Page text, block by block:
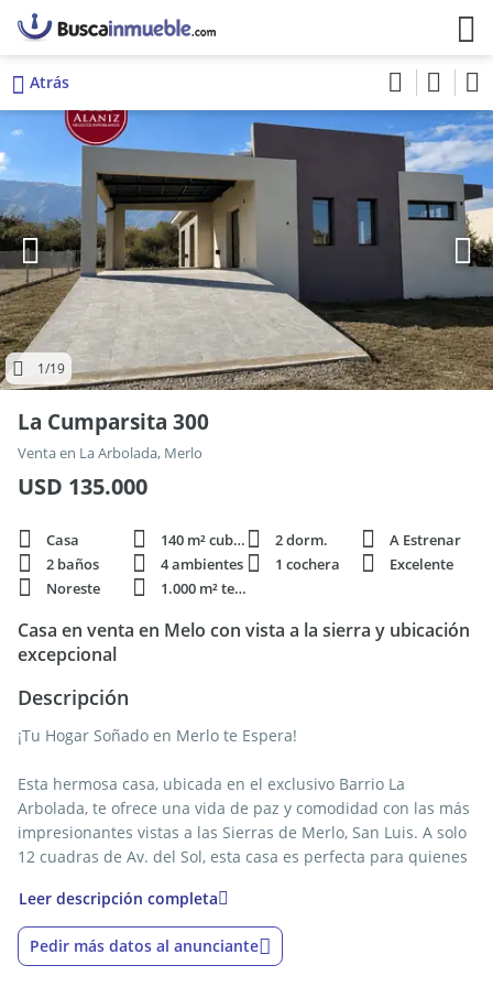
Atrás
1/19
La Cumparsita 300
Venta en La Arbolada, Merlo
USD 135.000
Casa 140 m² cubie. 2 dorm.
A Estrenar
2 baños
4 ambientes 1 cochera
Excelente
Noreste
1.000 m² terren.
Casa en venta en Melo con vista a la sierra y ubicación
excepcional
Descripción
¡Tu Hogar Soñado en Merlo te Espera!
Esta hermosa casa, ubicada en el exclusivo Barrio La
Arbolada, te ofrece una vida de paz y comodidad con las más
impresionantes vistas a las Sierras de Merlo, San Luis. A solo
12 cuadras de Av. del Sol, esta casa es perfecta para quienes
ciudad.
Características Destacadas:
Leer descripción completa
Pedir más datos al anunciante